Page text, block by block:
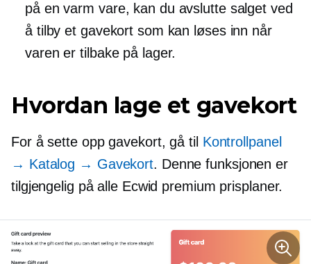
på en varm vare, kan du avslutte salget ved
å tilby et gavekort som kan løses inn når
varen er tilbake på lager.
Hvordan lage et gavekort
For å sette opp gavekort, gå til Kontrollpanel
→ Katalog → Gavekort. Denne funksjonen er
tilgjengelig på alle Ecwid premium prisplaner.